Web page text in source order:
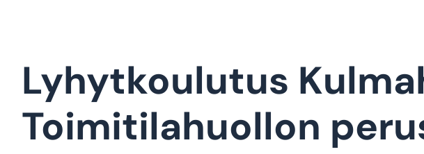
Lyhytkoulutus
Toimitilahuollon